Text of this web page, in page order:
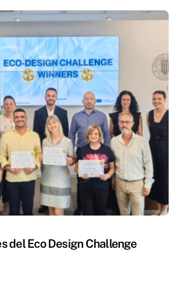
del Eco Design Challenge